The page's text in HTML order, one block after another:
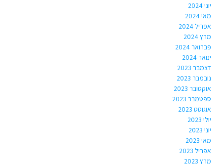
יוני 2024
מאי 2024
אפריל 2024
מרץ 2024
פברואר 2024
ינואר 2024
דצמבר 2023
נובמבר 2023
אוקטובר 2023
ספטמבר 2023
אוגוסט 2023
יולי 2023
יוני 2023
מאי 2023
אפריל 2023
מרץ 2023